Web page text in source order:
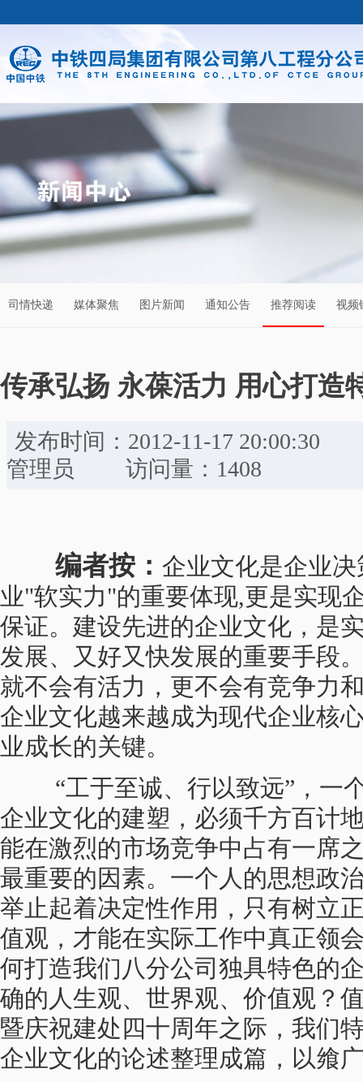
司情快递 媒体聚焦 图片新闻 通知公告 推荐阅读 视频
传承弘扬 永葆活力 用心打造
发布时间：2012-11-17
管理员 访问量：1408
编者按： 企业文化是企业
业"软实力"的重要体现,更是实现
保证。建设先进的企业文化，是
发展、又好又快发展的重要手段
就不会有活力，更不会有竞争力
企业文化越来越成为现代企业核
业成长的关键。
“工于至诚、行以致远”，一
企业文化的建塑，必须千方百计
能在激烈的市场竞争中占有一席
最重要的因素。一个人的思想政
举止起着决定性作用，只有树立
值观，才能在实际工作中真正领
何打造我们八分公司独具特色的
确的人生观、世界观、价值观？
暨庆祝建处四十周年之际，我们
企业文化的论述整理成篇，以飨